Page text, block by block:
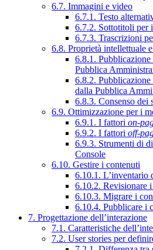
6.7. Immagini e video
6.7.1. Testo
6.7.2. Sottotitoli per
6.7.3. Trascrizioni
6.8. Proprietà intellettuale
6.8.1.
Pubblica
6.8.2.
dalla Pubblica
6.8.3. Consenso dei
6.9. Ottimizzazione per i
6.9.1. I fattori on-
6.9.2. I fattori off-
6.9.3. Strumenti di
Console
6.10. Gestire i contenuti
6.10.1. L’inventario
6.10.2. Revisionare
6.10.3. Migrare i
6.10.4. Pubblicare i
7. Progettazione dell’interazione
7.1. Caratteristiche
7.2. User stories per